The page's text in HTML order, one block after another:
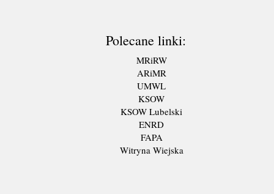
Polecane linki:
MRiRW
ARiMR
UMWL
KSOW
KSOW Lubelski
ENRD
FAPA
Witryna Wiejska